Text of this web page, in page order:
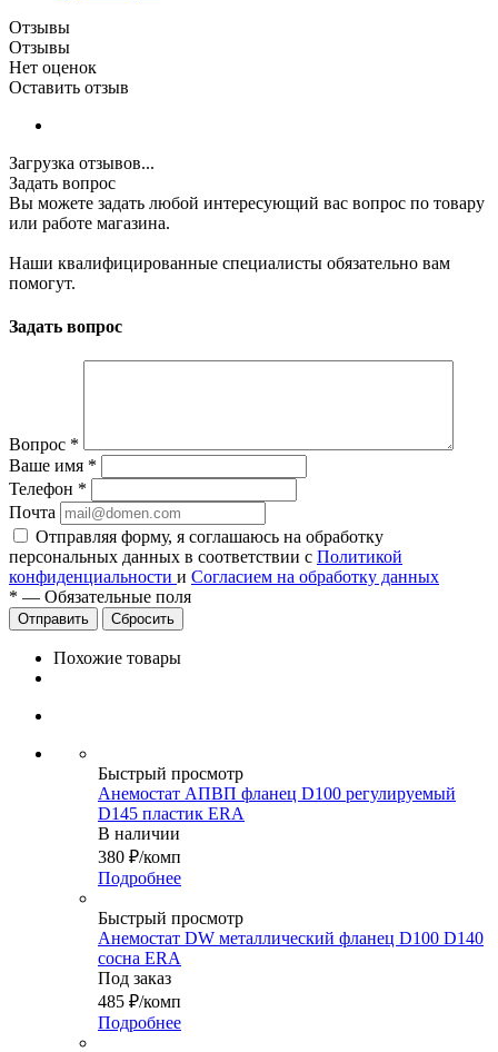
Отзывы
Отзывы
Нет оценок
Оставить отзыв
Загрузка отзывов...
Задать вопрос
Вы можете задать любой интересующий вас вопрос по товару
или работе магазина.
Наши квалифицированные специалисты обязательно вам
помогут.
Задать вопрос
Вопрос *
Ваше имя *
Телефон *
Почта
Отправляя форму, я соглашаюсь на обработку
персональных данных в соответствии с Политикой
конфиденциальности и Согласием на обработку данных
* — Обязательные поля
Сбросить
Похожие товары
Быстрый просмотр
Анемостат АПВП фланец D100 регулируемый
D145 пластик ERA
В наличии
380 ₽/комп
Подробнее
Быстрый просмотр
Анемостат DW металлический фланец D100 D140
сосна ERA
Под заказ
485 ₽/комп
Подробнее